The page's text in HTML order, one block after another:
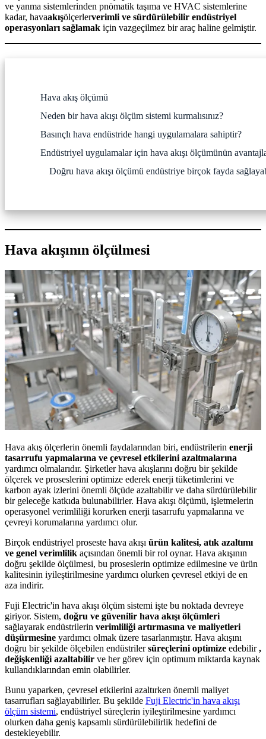
ve yanma sistemlerinden pnömatik taşıma ve HVAC sistemlerine
kadar, havaakışölçerlerverimli ve sürdürülebilir endüstriyel
operasyonları sağlamak için vazgeçilmez bir araç haline gelmiştir.
Hava akış ölçümü
Neden bir hava akışı ölçüm sistemi kurmalısınız?
Basınçlı hava endüstride hangi uygulamalara sahiptir?
Endüstriyel uygulamalar için hava akışı ölçümünün
Doğru hava akışı ölçümü endüstriye birçok fayda
Hava akışının ölçülmesi
Hava akış ölçerlerin önemli faydalarından biri, endüstrilerin enerji
tasarrufu yapmalarına ve çevresel etkilerini azaltmalarına
yardımcı olmalarıdır. Şirketler hava akışlarını doğru bir şekilde
ölçerek ve proseslerini optimize ederek enerji tüketimlerini ve
karbon ayak izlerini önemli ölçüde azaltabilir ve daha sürdürülebilir
bir geleceğe katkıda bulunabilirler. Hava akışı ölçümü, işletmelerin
operasyonel verimliliği korurken enerji tasarrufu yapmalarına ve
çevreyi korumalarına yardımcı olur.
Birçok endüstriyel proseste hava akışı ürün kalitesi, atık azaltımı
ve genel verimlilik açısından önemli bir rol oynar. Hava akışının
doğru şekilde ölçülmesi, bu proseslerin optimize edilmesine ve ürün
kalitesinin iyileştirilmesine yardımcı olurken çevresel etkiyi de en
aza indirir.
Fuji Electric'in hava akışı ölçüm sistemi işte bu noktada devreye
giriyor. Sistem, doğru ve güvenilir hava akışı ölçümleri
sağlayarak endüstrilerin verimliliği artırmasına ve maliyetleri
düşürmesine yardımcı olmak üzere tasarlanmıştır. Hava akışını
doğru bir şekilde ölçebilen endüstrilersüreçlerini optimize edebilir,
değişkenliği azaltabilir ve her görev için optimum miktarda kaynak
kullandıklarından emin olabilirler.
Bunu yaparken, çevresel etkilerini azaltırken önemli maliyet
tasarrufları sağlayabilirler. Bu şekilde Fuji Electric'in hava akışı
ölçüm sistemi, endüstriyel süreçlerin iyileştirilmesine yardımcı
olurken daha geniş kapsamlı sürdürülebilirlik hedefini de
destekleyebilir.